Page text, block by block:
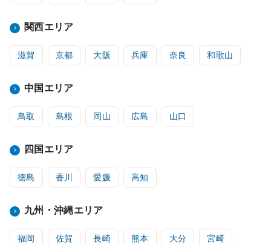
関西エリア
滋賀 京都 大阪 兵庫 奈良 和歌山
中国エリア
鳥取 島根 岡山 広島 山口
四国エリア
徳島 香川 愛媛 高知
九州・沖縄エリア
福岡 佐賀 長崎 熊本 大分 宮崎